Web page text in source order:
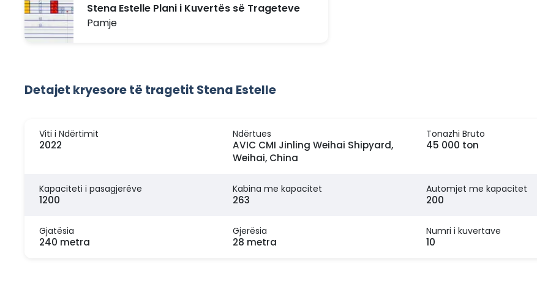
Stena Estelle Plani i Kuvertës së Trageteve
Pamje
Detajet kryesore të tragetit Stena Estelle
Viti i Ndërtimit
2022
Ndërtues
AVIC CMI Jinling Weihai Shipyard,
Weihai, China
Tonazhi Bruto
45 000 ton
Kapaciteti i pasagjerëve
1200
Kabina me kapacitet
263
Automjet me kapacitet
200
Gjatësia
240 metra
Gjerësia
28 metra
Numri i kuvertave
10